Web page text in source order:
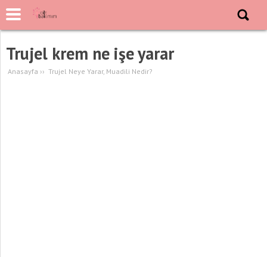
Trujel krem ne işe yarar
Anasayfa ›› Trujel Neye Yarar, Muadili Nedir?